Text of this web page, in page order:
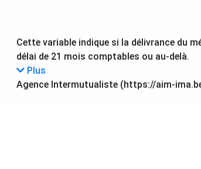
Cette variable indique si la délivrance du
délai de 21 mois comptables ou au-delà.
Plus
Agence Intermutualiste (https://aim-